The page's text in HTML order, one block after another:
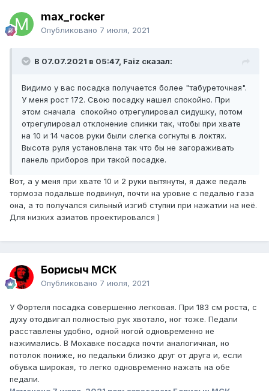
max_rocker
Опубликовано 7 июля, 2021
В 07.07.2021 в 05:47, Faiz сказал:
Видимо у вас посадка получается более "табуреточная".
У меня рост 172. Свою посадку нашел спокойно. При
этом сначала спокойно отрегулировал сидушку, потом
отрегулировал отклонение спинки так, чтобы при хвате
на 10 и 14 часов руки были слегка согнуты в локтях.
Высота руля установлена так что бы не загораживать
панель приборов при такой посадке.
Вот, а у меня при хвате 10 и 2 руки вытянуты, я даже педаль
тормоза подальше подвинул, почти на уровне с педалью газа
она, а то получался сильный изгиб ступни при нажатии на неё.
Для низких азиатов проектировался )
Борисыч МСК
Опубликовано 7 июля, 2021
У Фортеля посадка совершенно легковая. При 183 см роста, с
духу отодвигал полностью рук хвотало, ног тоже. Педали
расставлены удобно, одной ногой одновременно не
нажимались. В Мохавке посадка почти аналогичная, но
потолок пониже, но педальки близко друг от друга и, если
обувка широкая, то легко одновременно нажать на обе
педали.